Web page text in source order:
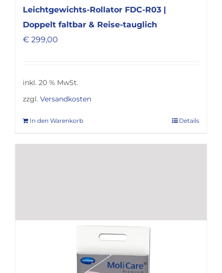
Leichtgewichts-Rollator FDC-R03 |
Doppelt faltbar & Reise-tauglich
€ 299,00
inkl. 20 % MwSt.
zzgl. Versandkosten
In den Warenkorb Details